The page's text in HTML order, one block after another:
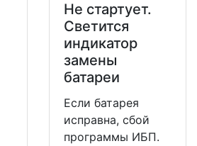
Не стартует.
Светится
индикатор
замены
батареи
Если батарея
исправна, сбой
программы ИБП.